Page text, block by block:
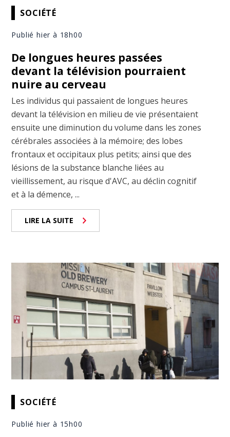
SOCIÉTÉ
Publié hier à 18h00
De longues heures passées
devant la télévision pourraient
nuire au cerveau
Les individus qui passaient de longues heures
devant la télévision en milieu de vie présentaient
ensuite une diminution du volume dans les zones
cérébrales associées à la mémoire; des lobes
frontaux et occipitaux plus petits; ainsi que des
lésions de la substance blanche liées au
vieillissement, au risque d'AVC, au déclin cognitif
et à la démence, ...
LIRE LA SUITE
SOCIÉTÉ
Publié hier à 15h00